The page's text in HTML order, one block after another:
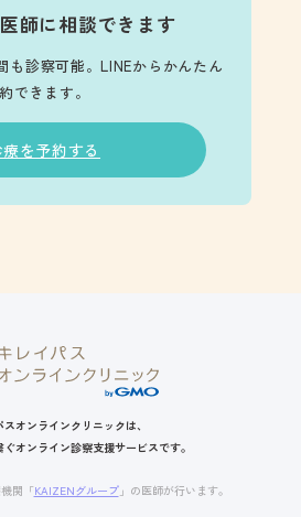
師に相談できます
も診察可能。LINEからかんたん
できます。
を予約する
スオンラインクリニックは、
オンライン診察支援サービスです。
関「KAIZENグループ」の医師が行います。